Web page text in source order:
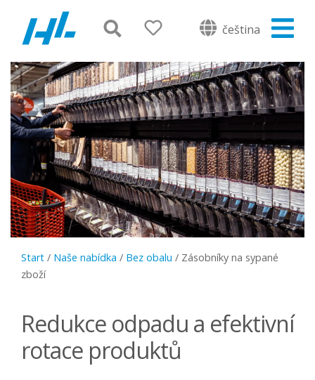
čeština
Start / Naše nabídka / Bez obalu / Zásobníky na sypané
zboží
Redukce odpadu a efektivní
rotace produktů